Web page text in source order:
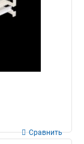
Сравнить